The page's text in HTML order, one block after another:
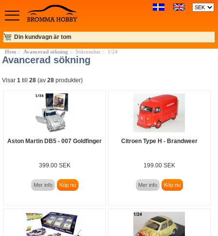
Din kundvagn är tom
Hem:: Avancerad sökning :: Sökresultat :: 1/24
Avancerad sökning
Visar1 till28 (av28 produkter)
Aston Martin DB5 - 007 Goldfinger
399.00 SEK
Mer info Köp nu
Citroen Type H - Brandweer
199.00 SEK
Mer info Köp nu